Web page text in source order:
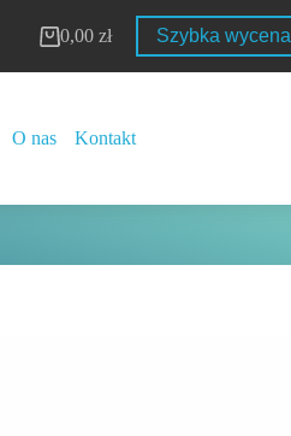
Koszyk
0,00 zł Szybka wycena
O nas Kontakt